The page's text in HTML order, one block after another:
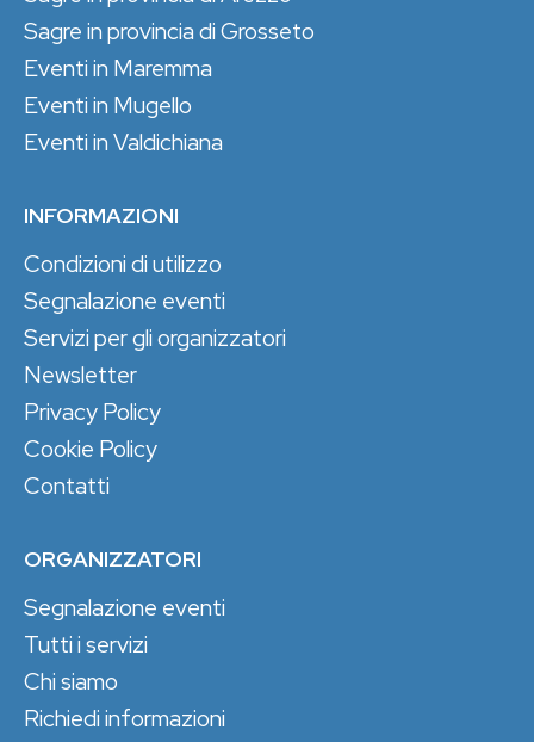
Sagre in provincia di Grosseto
Eventi in Maremma
Eventi in Mugello
Eventi in Valdichiana
INFORMAZIONI
Condizioni di utilizzo
Segnalazione eventi
Servizi per gli organizzatori
Newsletter
Privacy Policy
Cookie Policy
Contatti
ORGANIZZATORI
Segnalazione eventi
Tutti i servizi
Chi siamo
Richiedi informazioni